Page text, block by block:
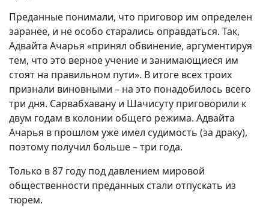
Преданные понимали, что приговор им определен
заранее, и не особо старались оправдаться. Так,
Адвайта Ачарья «принял обвинение, аргументируя
тем, что это верное учение и занимающиеся им
стоят на правильном пути». В итоге всех троих
признали виновными – на это понадобилось всего
три дня. Сарвабхавану и Шачисуту приговорили к
двум годам в колонии общего режима. Адвайта
Ачарья в прошлом уже имел судимость (за драку),
поэтому получил больше – три года.
Только в 87 году под давлением мировой
общественности преданных стали отпускать из
тюрем.